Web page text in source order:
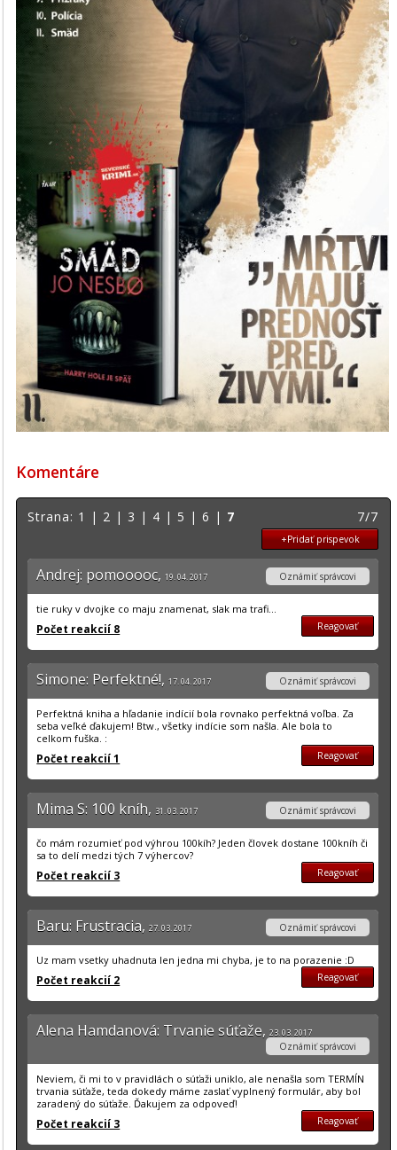
Komentáre
Strana: 1 | 2 | 3 | 4 | 5 |6 | 7 7/7
+Pridať prispevok
Andrej: pomooooc,19. 04. 2017 Oznámiť správcovi
tie ruky v dvojke co maju znamenat, slak ma trafi...
Počet reakcií 8 Reagovať
Simone: Perfektné!,17. 04. 2017 Oznámiť správcovi
Perfektná kniha a hľadanie indícií bola rovnako perfektná voľba. Za
seba veľké ďakujem! Btw., všetky indície som našla. Ale bola to
celkom fuška. :
Počet reakcií 1 Reagovať
Mima S: 100 kníh, 31. 03. 2017 Oznámiť správcovi
čo mám rozumieť pod výhrou 100kíh? Jeden človek dostane 100kníh či
sa to delí medzi tých 7 výhercov?
Počet reakcií 3 Reagovať
Baru: Frustracia,27. 03. 2017 Oznámiť správcovi
Uz mam vsetky uhadnuta len jedna mi chyba, je to na porazenie :D
Počet reakcií 2 Reagovať
Alena Hamdanová: Trvanie súťaže,23. 03. 2017
Oznámiť správcovi
Neviem, či mi to v pravidlách o súťaži uniklo, ale nenašla som TERMÍN
trvania súťaže, teda dokedy máme zaslať vyplnený formulár, aby bol
zaradený do súťaže. Ďakujem za odpoveď!
Počet reakcií 3 Reagovať